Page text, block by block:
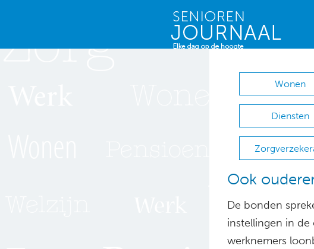
Wonen
Diensten
Ook
De bonden
instellingen in
werknemers